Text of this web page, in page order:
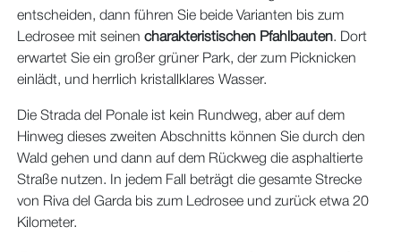
entscheiden, dann führen Sie beide Varianten bis zum
Ledrosee mit seinen charakteristischen Pfahlbauten. Dort
erwartet Sie ein großer grüner Park, der zum Picknicken
einlädt, und herrlich kristallklares Wasser.
Die Strada del Ponale ist kein Rundweg, aber auf dem
Hinweg dieses zweiten Abschnitts können Sie durch den
Wald gehen und dann auf dem Rückweg die asphaltierte
Straße nutzen. In jedem Fall beträgt die gesamte Strecke
von Riva del Garda bis zum Ledrosee und zurück etwa 20
Kilometer.